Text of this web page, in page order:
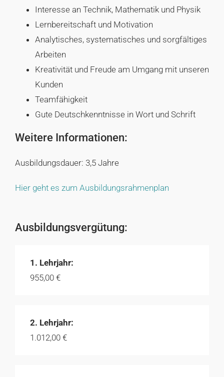
Interesse an Technik, Mathematik und Physik
Lernbereitschaft und Motivation
Analytisches, systematisches und sorgfältiges
Arbeiten
Kreativität und Freude am Umgang mit unseren
Kunden
Teamfähigkeit
Gute Deutschkenntnisse in Wort und Schrift
Weitere Informationen:
Ausbildungsdauer: 3,5 Jahre
Hier geht es zum Ausbildungsrahmenplan
Ausbildungsvergütung:
1. Lehrjahr:
955,00 €
2. Lehrjahr:
1.012,00 €